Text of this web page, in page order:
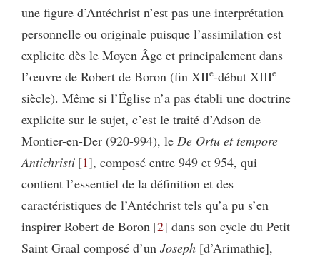
une figure d’Antéchrist n’est pas une interprétation
personnelle ou originale puisque l’assimilation est
explicite dès le Moyen Âge et principalement dans
l’œuvre de Robert de Boron (fin XIIe-début XIIIe
siècle). Même si l’Église n’a pas établi une doctrine
explicite sur le sujet, c’est le traité d’Adson de
Montier-en-Der (920-994), le De Ortu et tempore
Antichristi 1 , composé entre 949 et 954, qui
contient l’essentiel de la définition et des
caractéristiques de l’Antéchrist tels qu’a pu s’en
inspirer Robert de Boron 2 dans son cycle du Petit
Saint Graal composé d’un Joseph [d’Arimathie],